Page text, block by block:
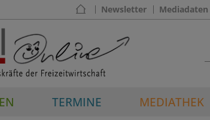
Newsletter Mediadaten
TERMINE MEDIATHEK